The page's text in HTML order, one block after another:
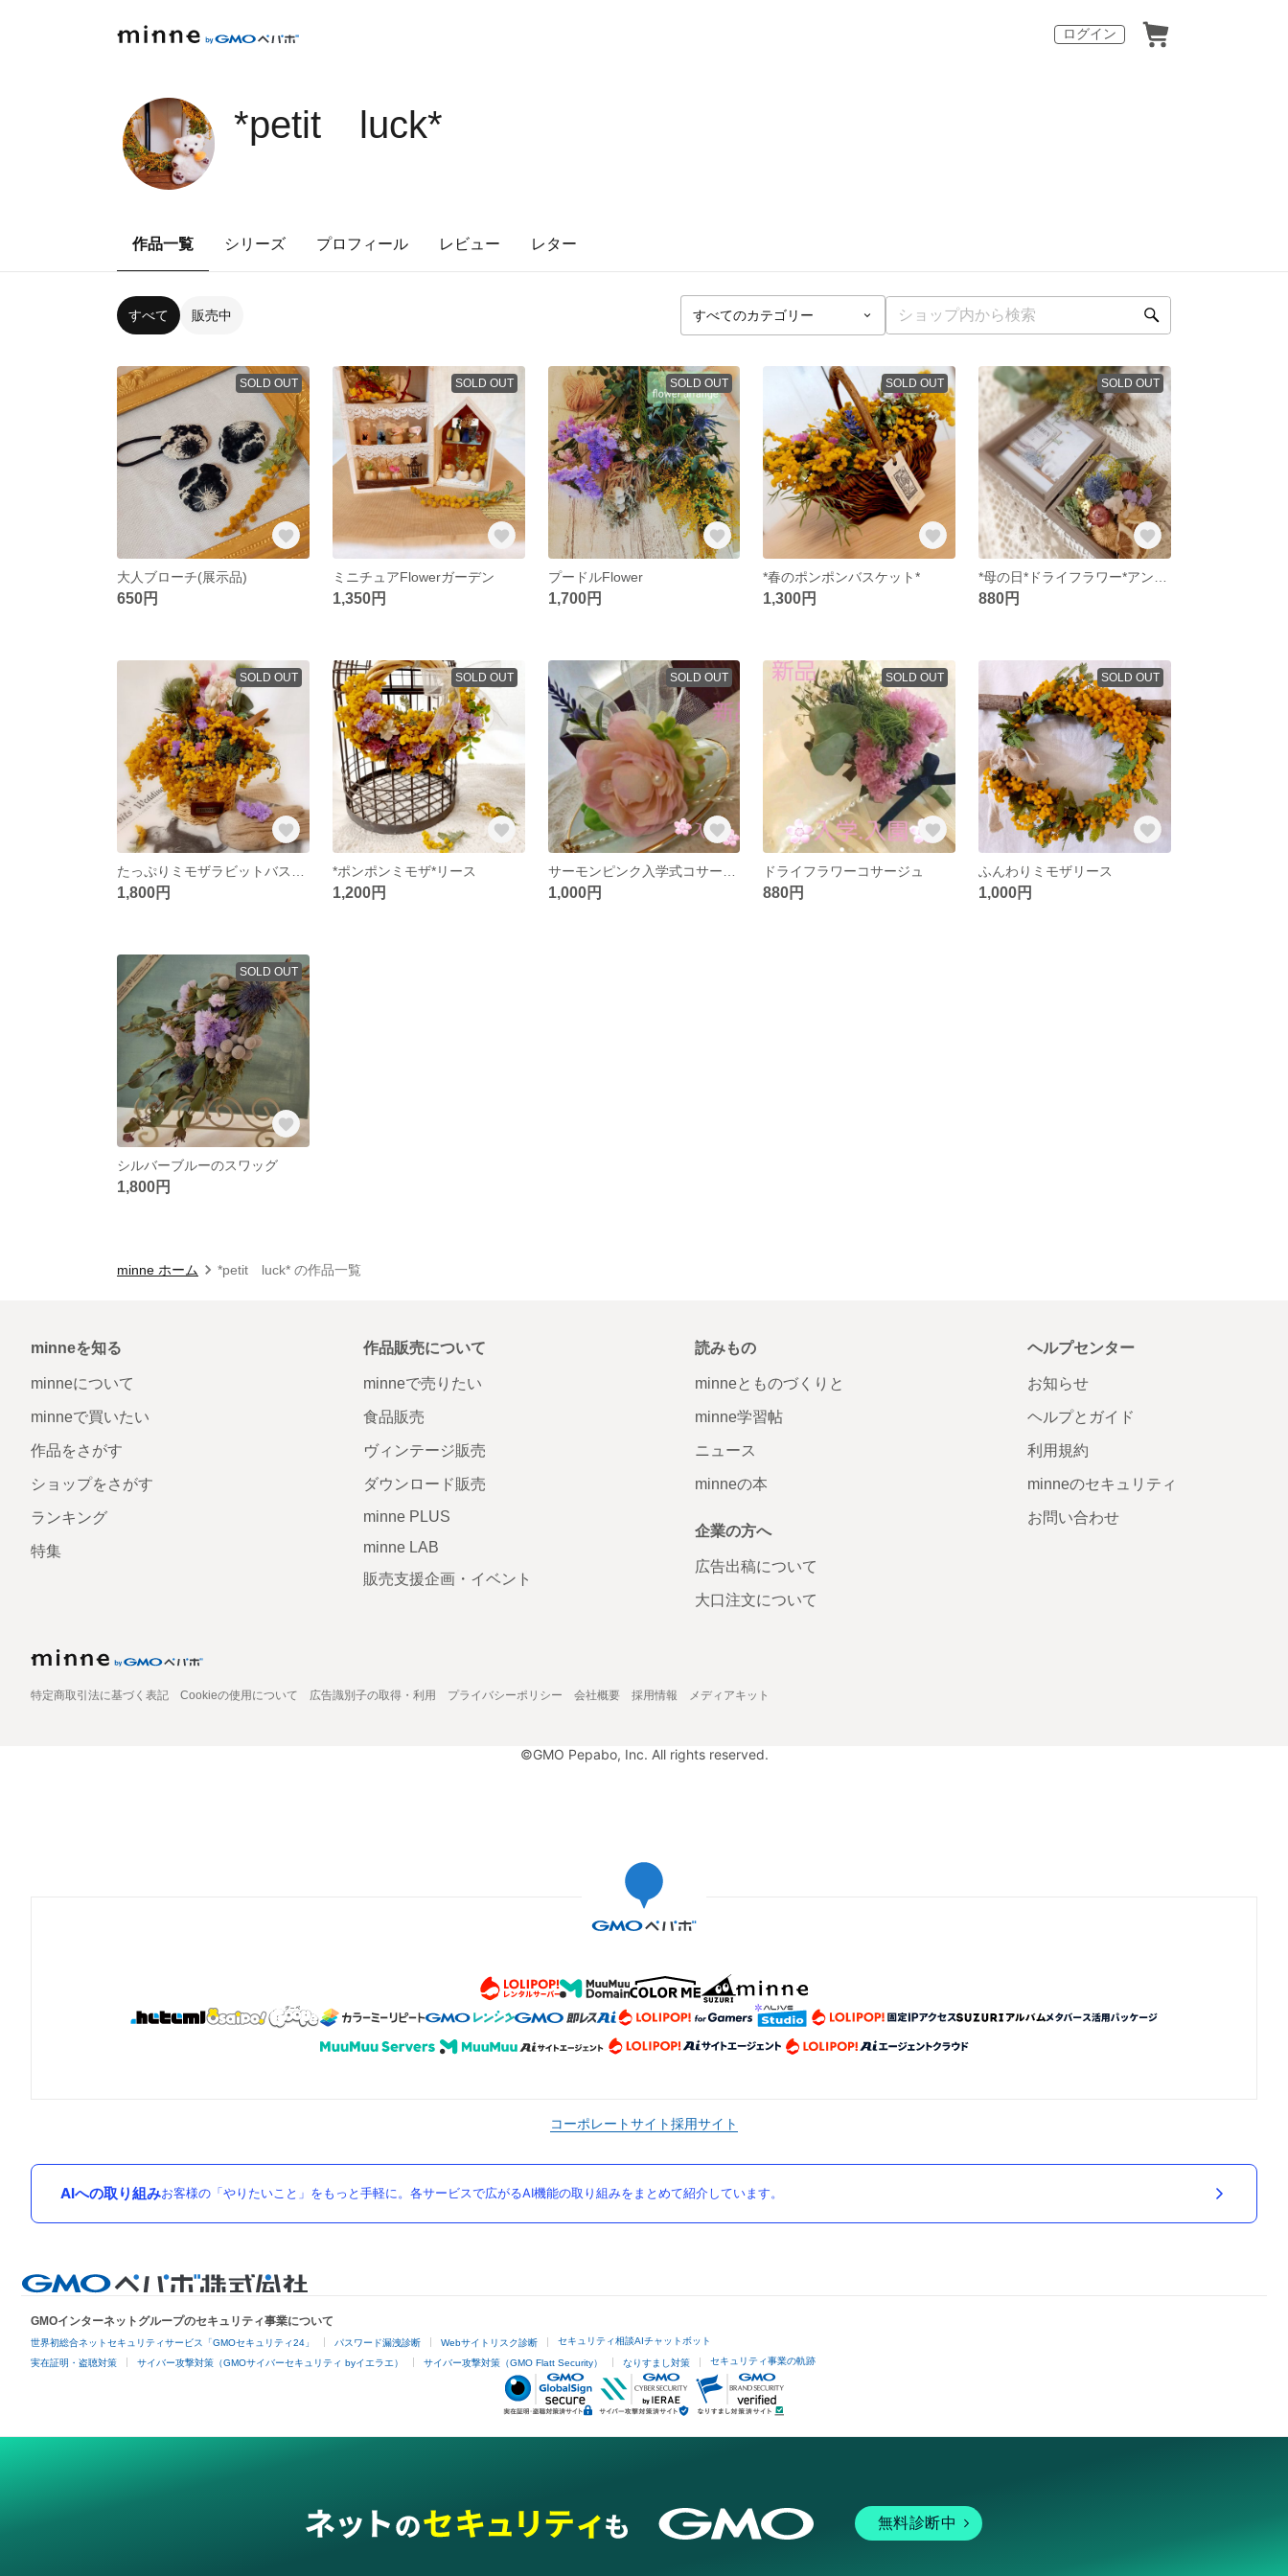
ログイン
*petit luck*
作品一覧 シリーズ プロフィール レビュー レター
すべて 販売中
SOLD OUT
大人ブローチ(展示品)
650円
SOLD OUT
ミニチュアFlowerガーデン
1,350円
SOLD OUT
プードルFlower
1,700円
SOLD OUT
*春のポンポンバスケット*
1,300円
SOLD OUT
880円
SOLD OUT
1,800円
SOLD OUT
*ポンポンミモザ*リース
1,200円
SOLD OUT
1,000円
SOLD OUT
ドライフラワーコサージュ
880円
SOLD OUT
ふんわりミモザリース
1,000円
SOLD OUT
シルバーブルーのスワッグ
1,800円
minne ホーム *petit luck* の作品一覧
minneを知る
minneについて
minneで買いたい
作品をさがす
ショップをさがす
ランキング
特集
作品販売について
minneで売りたい
食品販売
ヴィンテージ販売
ダウンロード販売
minne PLUS
minne LAB
販売支援企画・イベント
読みもの
minneとものづくりと
minne学習帖
ニュース
minneの本
企業の方へ
広告出稿について
大口注文について
ヘルプセンター
お知らせ
ヘルプとガイド
利用規約
minneのセキュリティ
お問い合わせ
特定商取引法に基づく表記 Cookieの使用について 広告識別子の取得・利用 プライバシーポリシー 会社概要 採用情報 メディアキット
©GMO Pepabo, Inc. All rights reserved.
コーポレートサイト採用サイト
AIへの取り組みお客様の「やりたいこと」をもっと手軽に。各サービスで広がるAI機能の取り組みをまとめて紹介しています。
GMOインターネットグループのセキュリティ事業について
世界初総合ネットセキュリティサービス「GMOセキュリティ24」 パスワード漏洩診断 Webサイトリスク診断 セキュリティ相談AIチャットボット
実在証明・盗聴対策 サイバー攻撃対策（GMOサイバーセキュリティ byイエラエ） サイバー攻撃対策（GMO Flatt Security） なりすまし対策 セキュリティ事業の軌跡
無料診断中